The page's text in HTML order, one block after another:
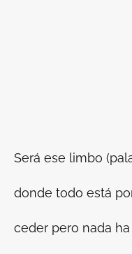
Será ese limbo
donde todo está
ceder pero nada ha